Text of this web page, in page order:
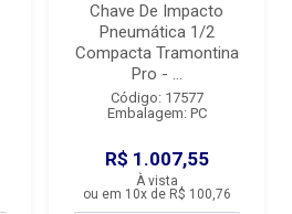
Chave De Impacto
Pneumática 1/2
Compacta Tramontina
Pro - ...
Código: 17577
Embalagem: PC
R$ 1.007,55
À vista
ou em 10x de R$ 100,76